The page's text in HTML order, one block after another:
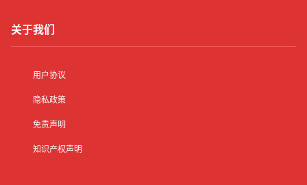
关于我们
用户协议
隐私政策
免责声明
知识产权声明